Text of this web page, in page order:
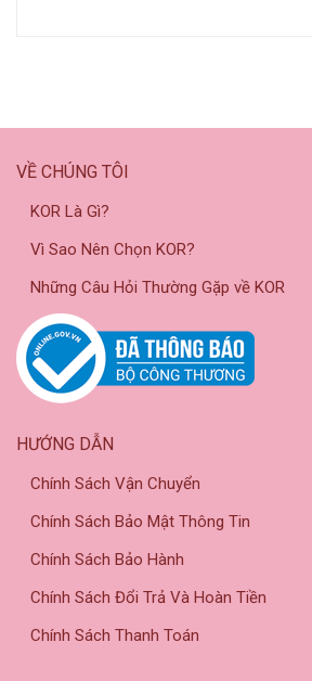
VỀ CHÚNG TÔI
KOR Là Gì?
Vì Sao Nên Chọn KOR?
Những Câu Hỏi Thường Gặp về KOR
HƯỚNG DẪN
Chính Sách Vận Chuyển
Chính Sách Bảo Mật Thông Tin
Chính Sách Bảo Hành
Chính Sách Đổi Trả Và Hoàn Tiền
Chính Sách Thanh Toán